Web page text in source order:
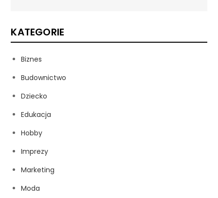
KATEGORIE
Biznes
Budownictwo
Dziecko
Edukacja
Hobby
Imprezy
Marketing
Moda